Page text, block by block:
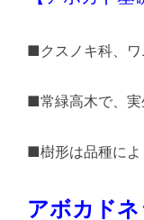
■クスノキ科、ワ
■常緑高木で、実
■樹形は品種によ
アボカド